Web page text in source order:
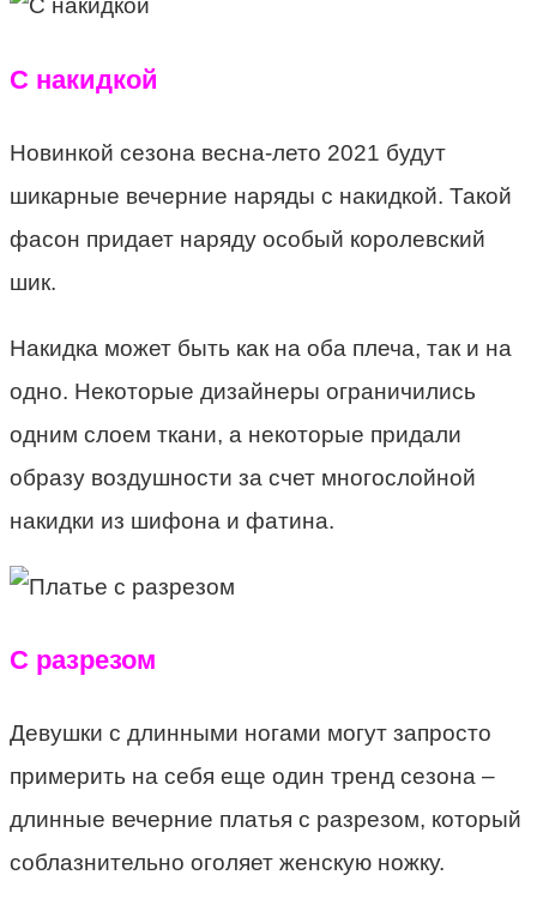
С накидкой
Новинкой сезона весна-лето 2021 будут
шикарные вечерние наряды с накидкой. Такой
фасон придает наряду особый королевский
шик.
Накидка может быть как на оба плеча, так и на
одно. Некоторые дизайнеры ограничились
одним слоем ткани, а некоторые придали
образу воздушности за счет многослойной
накидки из шифона и фатина.
С разрезом
Девушки с длинными ногами могут запросто
примерить на себя еще один тренд сезона –
длинные вечерние платья с разрезом, который
соблазнительно оголяет женскую ножку.